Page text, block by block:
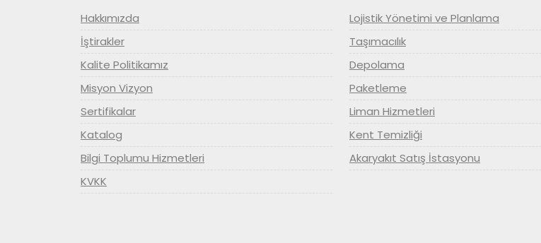
Hakkımızda
İştirakler
Kalite Politikamız
Misyon Vizyon
Sertifikalar
Katalog
Bilgi Toplumu Hizmetleri
KVKK
Lojistik Yönetimi ve Planlama
Taşımacılık
Depolama
Paketleme
Liman Hizmetleri
Kent Temizliği
Akaryakıt Satış İstasyonu